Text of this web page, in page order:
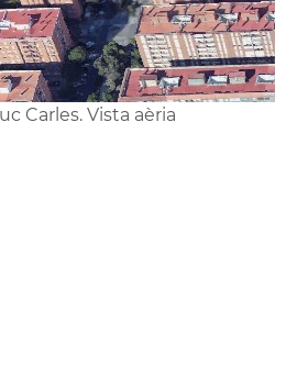
Carles. Vista aèria